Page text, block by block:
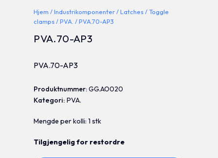
Hjem /Industrikomponenter/Latches/Toggle
clamps/PVA. / PVA.70-AP3
PVA.70-AP3
PVA.70-AP3
Produktnummer:GG.AO020
Kategori:PVA.
Mengde per kolli: 1 stk
Tilgjengelig for restordre